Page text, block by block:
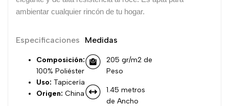
ambientar cualquier rincón de tu hogar.
Especificaciones
Composición:
100% Poliéster
Uso: Tapicería
Origen: China
Medidas
205 gr/m2 de
Peso
1.45 metros
de Ancho